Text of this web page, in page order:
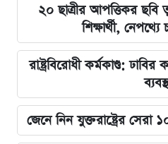
২০ ছাত্রীর আপত্তিকর ছবি
শিক্ষার্থী,
রাষ্ট্রবিরোধী কর্মকাণ্ড:
জেনে নিন যুক্তরাষ্ট্রের সেরা